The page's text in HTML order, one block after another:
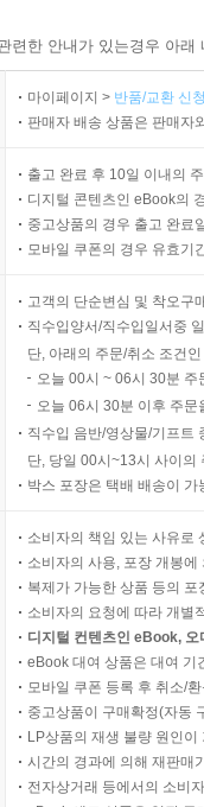
련한 안내가 있는경우 아
마이페이지 > 반품/교환 신
판매자 배송 상품은 판매자
출고 완료 후 10일 이내의
디지털 콘텐츠인 eBook의
중고상품의 경우 출고 완료
모바일 쿠폰의 경우 유효기
고객의 단순변심 및 착오구
직수입양서/직수입일서중
단, 아래의 주문/취소 조건
오늘 00시 ~ 06시 30분
오늘 06시 30분 이후 주
직수입 음반/영상물/기프트
단, 당일 00시~13시 사이의
박스 포장은 택배 배송이
소비자의 책임 있는 사유로
소비자의 사용, 포장 개봉
복제가 가능한 상품 등의
소비자의 요청에 따라 개별
디지털 컨텐츠인 eBook,
eBook 대여 상품은 대여 기
모바일 쿠폰 등록 후 취소/
중고상품이 구매확정(자동
LP상품의 재생 불량 원인
시간의 경과에 의해 재판매
전자상거래 등에서의 소비